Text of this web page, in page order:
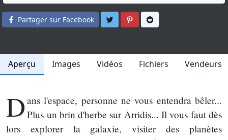
Partager sur Facebook Partager sur Twitter
Partager sur Pinterest
Aperçu Images Vidéos Fichiers Vendeurs
Dans l'espace, personne ne vous entendra bêler...
Plus un brin d'herbe sur Arridis... Il vous faut dès
lors explorer la galaxie, visiter des planètes